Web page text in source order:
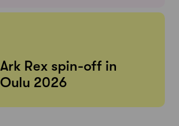
Ark Rex spin-off in
Oulu 2026